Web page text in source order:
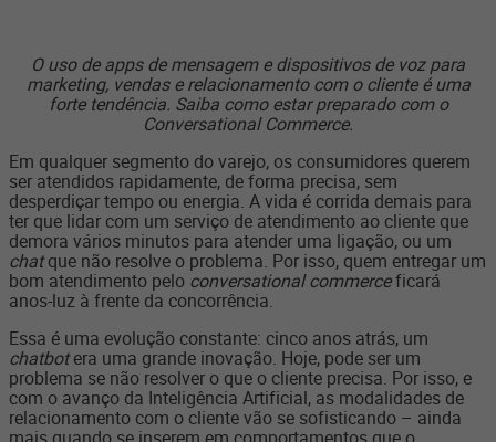
O uso de apps de mensagem e dispositivos de voz para
marketing, vendas e relacionamento com o cliente é uma
forte tendência. Saiba como estar preparado com o
Conversational Commerce.
Em qualquer segmento do varejo, os consumidores querem
ser atendidos rapidamente, de forma precisa, sem
desperdiçar tempo ou energia. A vida é corrida demais para
ter que lidar com um serviço de atendimento ao cliente que
demora vários minutos para atender uma ligação, ou um
chatque não resolve o problema. Por isso, quem entregar um
bom atendimento pelo conversational commerceficará
anos-luz à frente da concorrência.
Essa é uma evolução constante: cinco anos atrás, um
chatbotera uma grande inovação. Hoje, pode ser um
problema se não resolver o que o cliente precisa. Por isso, e
com o avanço da Inteligência Artificial, as modalidades de
relacionamento com o cliente vão se sofisticando – ainda